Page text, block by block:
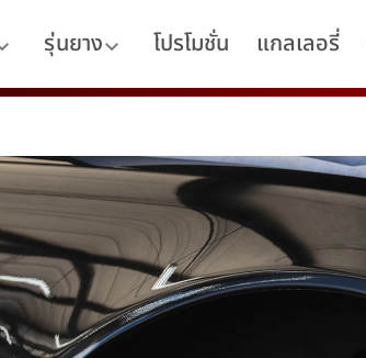
รุ่นยาง โปรโมชั่น แกลเลอรี่